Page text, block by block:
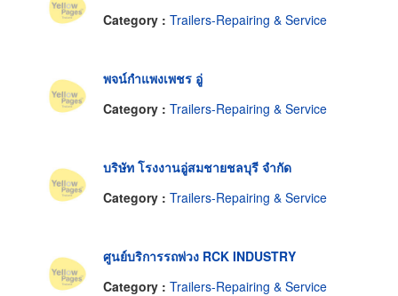
Category : Trailers-Repairing & Service
พจน์กำแพงเพชร อู่
Category : Trailers-Repairing & Service
บริษัท โรงงานอู่สมชายชลบุรี จำกัด
Category : Trailers-Repairing & Service
ศูนย์บริการรถพ่วง RCK INDUSTRY
Category : Trailers-Repairing & Service